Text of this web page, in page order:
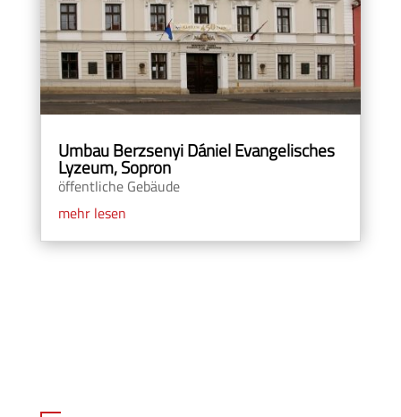
Umbau Berzsenyi Dániel Evangelisches
Lyzeum, Sopron
öffentliche Gebäude
mehr lesen